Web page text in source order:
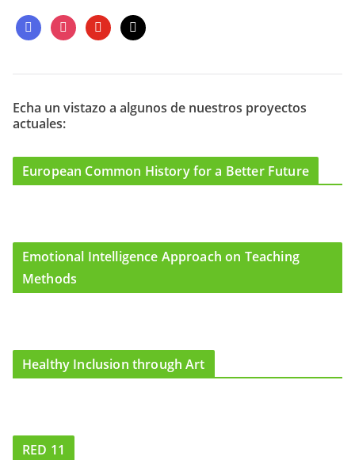
f
a
e
o
o
i
n
t
g
r
m
y
o
t
b
m
a
l
Echa un vistazo a algunos de nuestros proyectos
actuales:
European Common History for a Better Future
Emotional Intelligence Approach on Teaching
Methods
Healthy Inclusion through Art
RED 11